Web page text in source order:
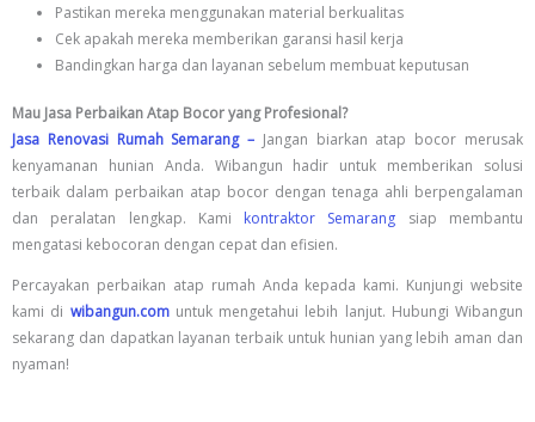
Pastikan mereka menggunakan material berkualitas
Cek apakah mereka memberikan garansi hasil kerja
Bandingkan harga dan layanan sebelum membuat keputusan
Mau Jasa Perbaikan Atap Bocor yang Profesional?
Jasa Renovasi Rumah Semarang – Jangan biarkan atap bocor merusak
kenyamanan hunian Anda. Wibangun hadir untuk memberikan solusi
terbaik dalam perbaikan atap bocor dengan tenaga ahli berpengalaman
dan peralatan lengkap. Kami kontraktor Semarang siap membantu
mengatasi kebocoran dengan cepat dan efisien.
Percayakan perbaikan atap rumah Anda kepada kami. Kunjungi website
kami di wibangun.comuntuk mengetahui lebih lanjut. Hubungi Wibangun
sekarang dan dapatkan layanan terbaik untuk hunian yang lebih aman dan
nyaman!